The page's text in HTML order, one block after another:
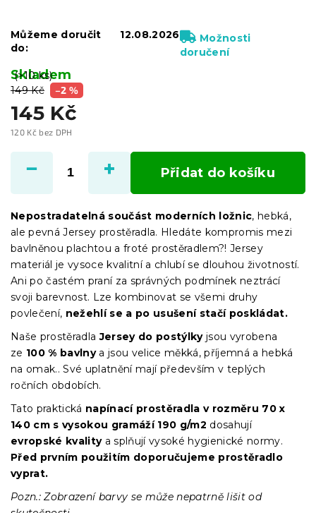
149 Kč –2 %
145 Kč
120 Kč bez DPH
cena:
Skladem
(>10 ks)
Můžeme doručit
do:
12.08.2026
Možnosti
doručení
Přidat do košíku
Nepostradatelná součást moderních ložnic, hebká,
ale pevná Jersey prostěradla. Hledáte kompromis mezi
bavlněnou plachtou a froté prostěradlem?! Jersey
materiál je vysoce kvalitní a chlubí se dlouhou životností.
Ani po častém praní za správných podmínek neztrácí
svoji barevnost. Lze kombinovat se všemi druhy
povlečení, nežehlí se a po usušení stačí poskládat.
Naše prostěradla Jerseydo postýlkyjsou vyrobena
ze 100 % bavlny a jsou velice měkká, příjemná a hebká
na omak.. Své uplatnění mají především v teplých
ročních obdobích.
Tato praktická napínací prostěradla v rozměru 70 x
140 cm s vysokou gramáží 190 g/m2 dosahují
evropské kvalitya splňují vysoké hygienické normy.
Před prvním použitím doporučujeme prostěradlo
vyprat.
Pozn.: Zobrazení barvy se může nepatrně lišit od